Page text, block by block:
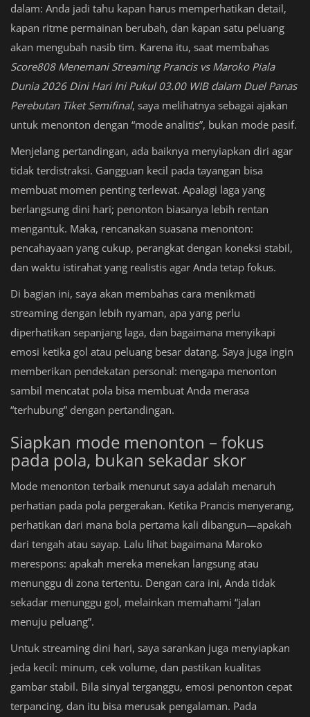
dalam: Anda jadi tahu kapan harus memperhatikan detail,
kapan ritme permainan berubah, dan kapan satu peluang
akan mengubah nasib tim. Karena itu, saat membahas
Score808 Menemani Streaming Prancis vs Maroko Piala
Dunia 2026 Dini Hari Ini Pukul 03.00 WIB dalam Duel Panas
Perebutan Tiket Semifinal, saya melihatnya sebagai ajakan
untuk menonton dengan “mode analitis”, bukan mode pasif.
Menjelang pertandingan, ada baiknya menyiapkan diri agar
tidak terdistraksi. Gangguan kecil pada tayangan bisa
membuat momen penting terlewat. Apalagi laga yang
berlangsung dini hari; penonton biasanya lebih rentan
mengantuk. Maka, rencanakan suasana menonton:
pencahayaan yang cukup, perangkat dengan koneksi stabil,
dan waktu istirahat yang realistis agar Anda tetap fokus.
Di bagian ini, saya akan membahas cara menikmati
streaming dengan lebih nyaman, apa yang perlu
diperhatikan sepanjang laga, dan bagaimana menyikapi
emosi ketika gol atau peluang besar datang. Saya juga ingin
memberikan pendekatan personal: mengapa menonton
sambil mencatat pola bisa membuat Anda merasa
“terhubung” dengan pertandingan.
Siapkan mode menonton – fokus
pada pola, bukan sekadar skor
Mode menonton terbaik menurut saya adalah menaruh
perhatian pada pola pergerakan. Ketika Prancis menyerang,
perhatikan dari mana bola pertama kali dibangun—apakah
dari tengah atau sayap. Lalu lihat bagaimana Maroko
merespons: apakah mereka menekan langsung atau
menunggu di zona tertentu. Dengan cara ini, Anda tidak
sekadar menunggu gol, melainkan memahami “jalan
menuju peluang”.
Untuk streaming dini hari, saya sarankan juga menyiapkan
jeda kecil: minum, cek volume, dan pastikan kualitas
gambar stabil. Bila sinyal terganggu, emosi penonton cepat
terpancing, dan itu bisa merusak pengalaman. Pada